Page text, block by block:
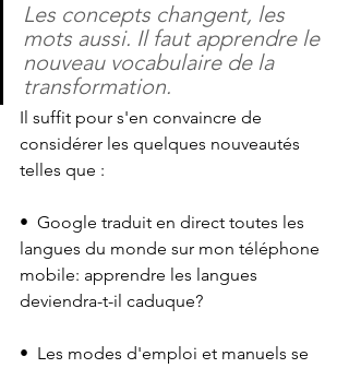
Les concepts changent, les
mots aussi. Il faut apprendre le
nouveau vocabulaire de la
transformation.
Il suffit pour s'en convaincre de
considérer les quelques nouveautés
telles que :
•⁠  ⁠Google traduit en direct toutes les
langues du monde sur mon téléphone
mobile: apprendre les langues
deviendra-t-il caduque?
•⁠  ⁠Les modes d'emploi et manuels se